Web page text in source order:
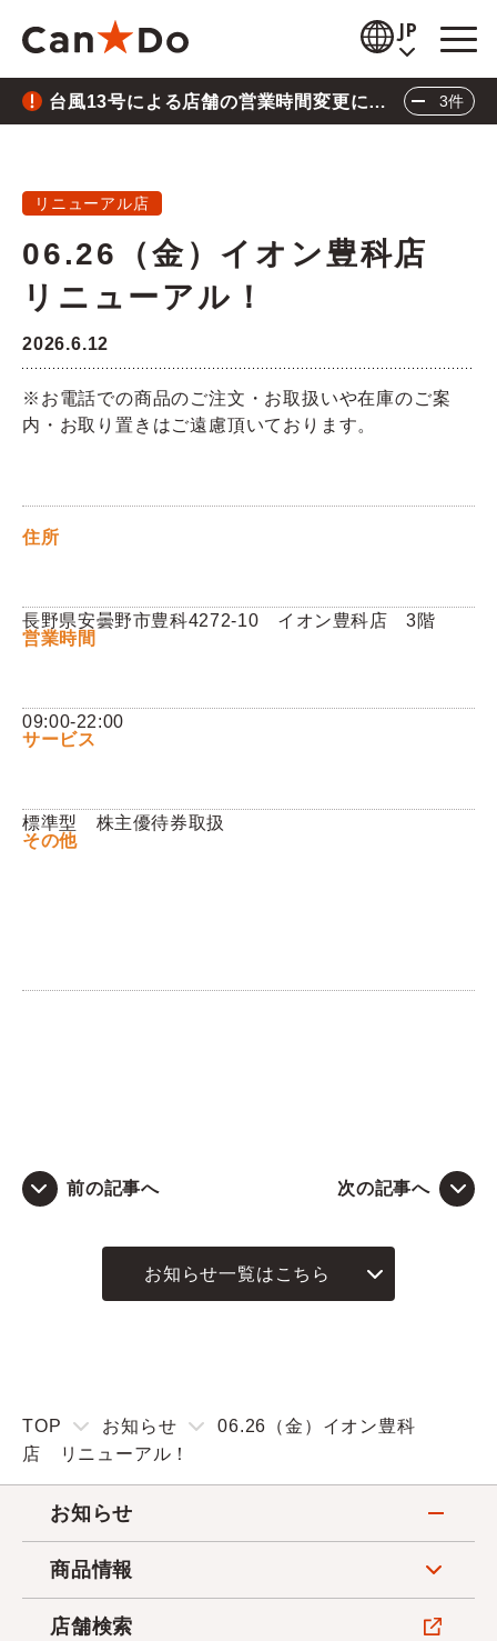
JP
閲覧補助
商品情報
企業情報
Q&A
お問い合わせ
台風13号による店舗の営業時間変更につ
いて
3件
台風13号による店舗の営業時間変更について
重要
熊本県熊本地方の地震による店舗の一時休業に
ついて
三陸沖地震の影響による店舗の臨時休業につい
リニューアル店
06.26（金）イオン豊科店
リニューアル！
2026.6.12
※お電話での商品のご注文・お取扱いや在庫のご案
内・お取り置きはご遠慮頂いております。
住所
長野県安曇野市豊科4272-10 イオン豊科店 3階
営業時間
09:00-22:00
サービス
標準型 株主優待券取扱
その他
前の記事へ 次の記事へ
お知らせ一覧はこちら
TOP お知らせ
06.26（金）イオン豊科
店 リニューアル！
お知らせ
商品情報
店舗検索